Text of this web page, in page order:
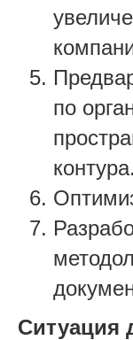
по
контура.
Ситуация